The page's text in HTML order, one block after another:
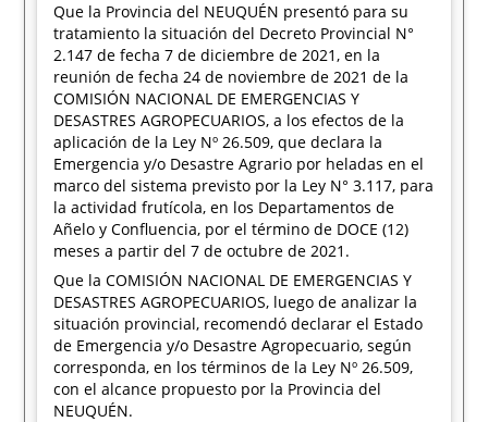
Que la Provincia del NEUQUÉN presentó para su
tratamiento la situación del Decreto Provincial N°
2.147 de fecha 7 de diciembre de 2021, en la
reunión de fecha 24 de noviembre de 2021 de la
COMISIÓN NACIONAL DE EMERGENCIAS Y
DESASTRES AGROPECUARIOS, a los efectos de la
aplicación de la Ley Nº 26.509, que declara la
Emergencia y/o Desastre Agrario por heladas en el
marco del sistema previsto por la Ley N° 3.117, para
la actividad frutícola, en los Departamentos de
Añelo y Confluencia, por el término de DOCE (12)
meses a partir del 7 de octubre de 2021.
Que la COMISIÓN NACIONAL DE EMERGENCIAS Y
DESASTRES AGROPECUARIOS, luego de analizar la
situación provincial, recomendó declarar el Estado
de Emergencia y/o Desastre Agropecuario, según
corresponda, en los términos de la Ley Nº 26.509,
con el alcance propuesto por la Provincia del
NEUQUÉN.